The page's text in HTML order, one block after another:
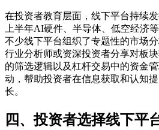
在投资者教育层面，线下平台持续
上半年AI硬件、半导体、低空经济
不少线下平台组织了专题性的市场
行业分析师或资深投资者分享对板
的筛选逻辑以及杠杆交易中的资金
动，帮助投资者在信息获取和认知
长。
四、投资者选择线下平